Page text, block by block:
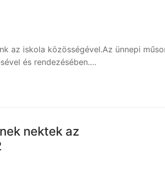
az iskola közösségével.Az ünnepi
és rendezésében.…
nektek az